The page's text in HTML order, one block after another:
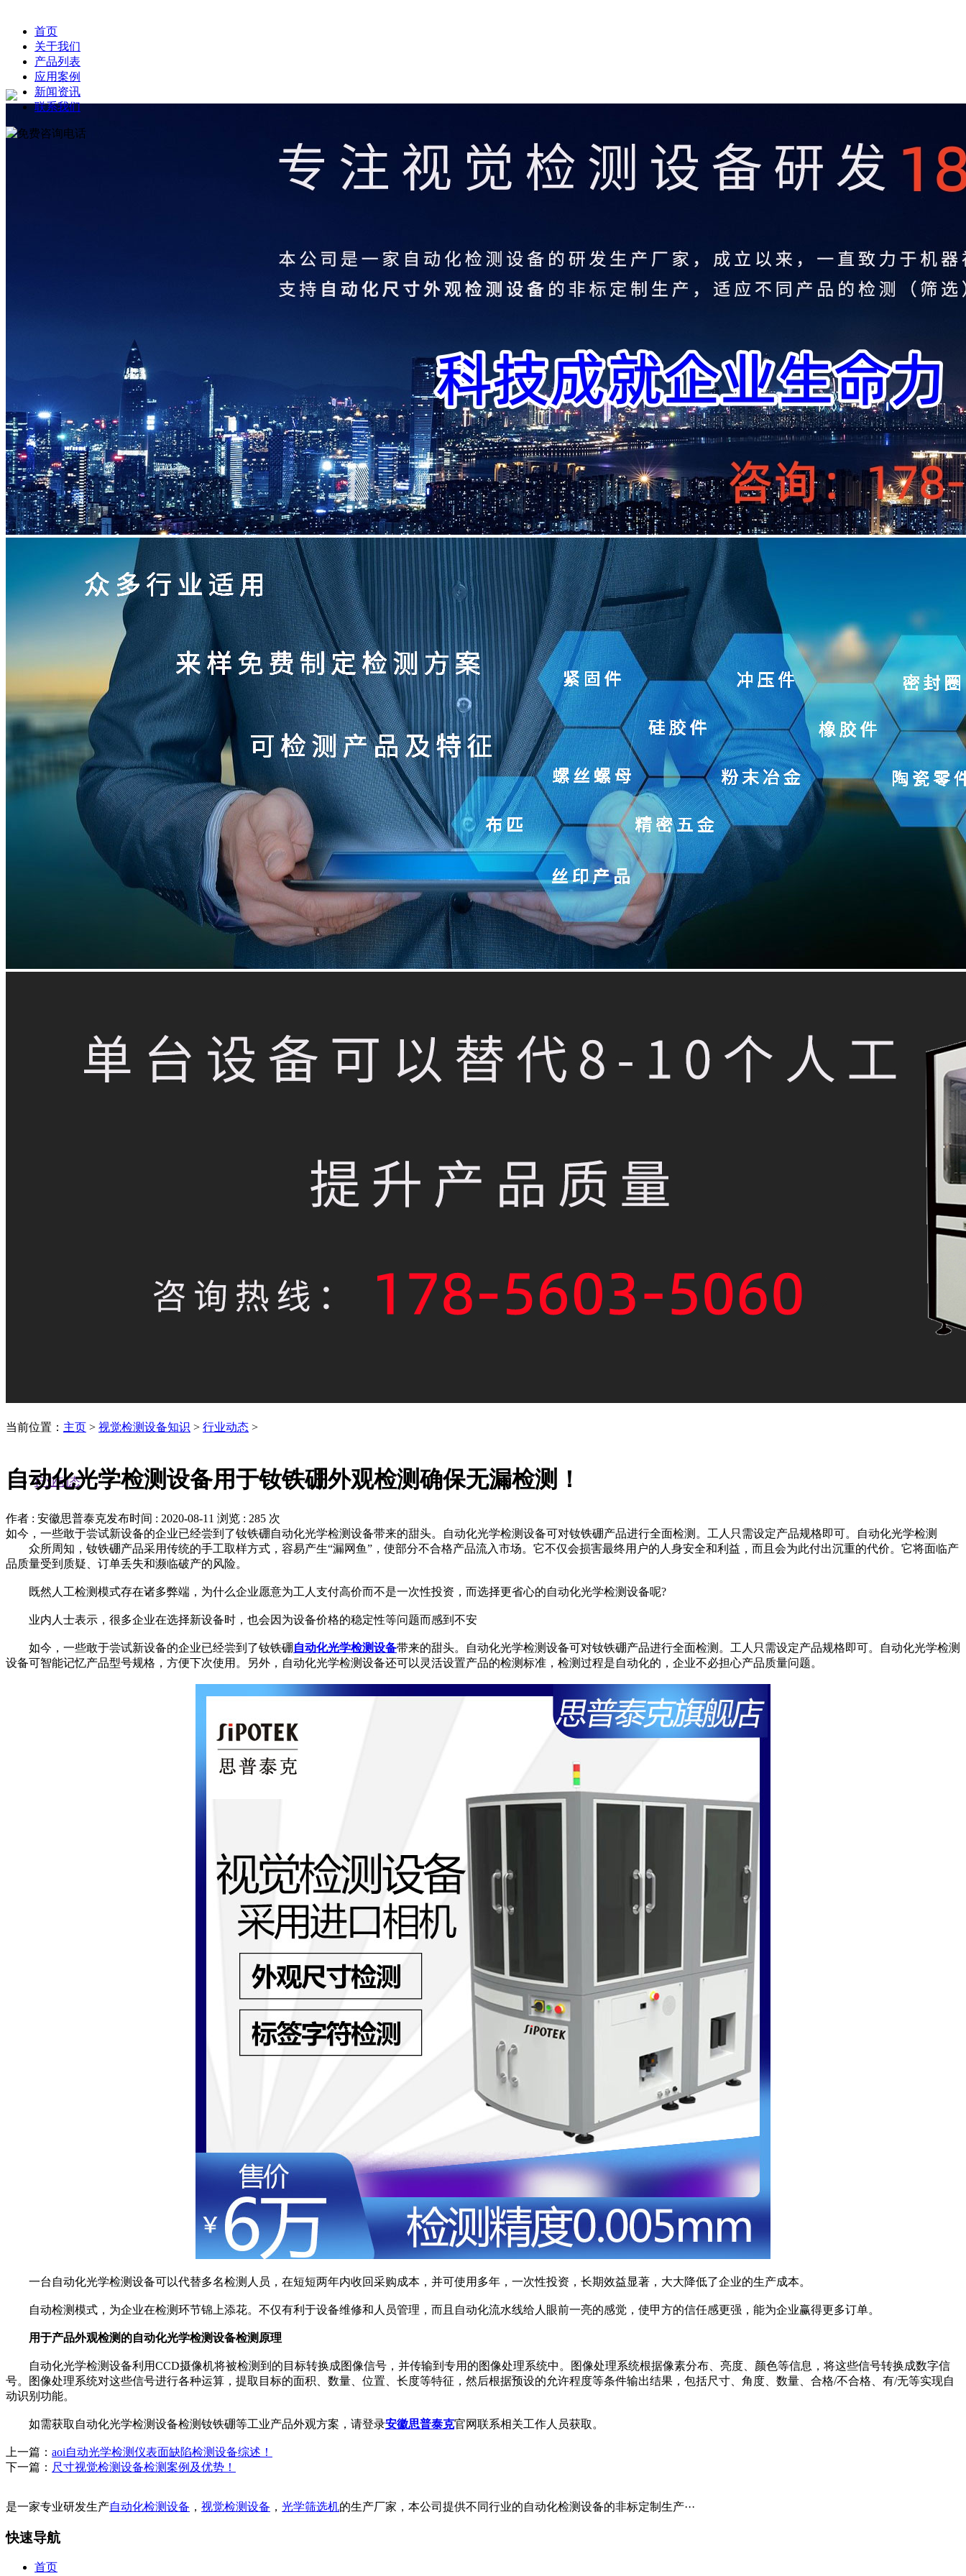
首页
关于我们
产品列表
应用案例
新闻资讯
联系我们
当前位置： 主页 > 视觉检测设备知识 > 行业动态 >
行业动态
自动化光学检测设备用于钕铁硼外观检测确保无漏检测！
作者 : 安徽思普泰克发布时间 : 2020-08-11 浏览 : 285 次
如今，一些敢于尝试新设备的企业已经尝到了钕铁硼自动化光学检测设备带来的甜头。自动化光学检测设备可对钕铁硼产品进行全面检测。工人只需设定产品规格即可。自动化光学检测
众所周知，钕铁硼产品采用传统的手工取样方式，容易产生“漏网鱼”，使部分不合格产品流入市场。它不仅会损害最终用户的人身安全和利益，而且会为此付出沉重的代价。它将面临产
品质量受到质疑、订单丢失和濒临破产的风险。
既然人工检测模式存在诸多弊端，为什么企业愿意为工人支付高价而不是一次性投资，而选择更省心的自动化光学检测设备呢?
业内人士表示，很多企业在选择新设备时，也会因为设备价格的稳定性等问题而感到不安
如今，一些敢于尝试新设备的企业已经尝到了钕铁硼 自动化光学检测设备带来的甜头。自动化光学检测设备可对钕铁硼产品进行全面检测。工人只需设定产品规格即可。自动化光学检测
设备可智能记忆产品型号规格，方便下次使用。另外，自动化光学检测设备还可以灵活设置产品的检测标准，检测过程是自动化的，企业不必担心产品质量问题。
一台自动化光学检测设备可以代替多名检测人员，在短短两年内收回采购成本，并可使用多年，一次性投资，长期效益显著，大大降低了企业的生产成本。
自动检测模式，为企业在检测环节锦上添花。不仅有利于设备维修和人员管理，而且自动化流水线给人眼前一亮的感觉，使甲方的信任感更强，能为企业赢得更多订单。
用于产品外观检测的自动化光学检测设备检测原理
自动化光学检测设备利用CCD摄像机将被检测到的目标转换成图像信号，并传输到专用的图像处理系统中。图像处理系统根据像素分布、亮度、颜色等信息，将这些信号转换成数字信
号。图像处理系统对这些信号进行各种运算，提取目标的面积、数量、位置、长度等特征，然后根据预设的允许程度等条件输出结果，包括尺寸、角度、数量、合格/不合格、有/无等实现自
动识别功能。
如需获取 自动化光学检测设备检测钕铁硼等工业产品外观方案，请登录安徽思普泰克官网联系相关工作人员获取。
上一篇： aoi自动光学检测仪表面缺陷检测设备综述！
下一篇： 尺寸视觉检测设备检测案例及优势！
是一家专业研发生产自动化检测设备 ， 视觉检测设备 ， 光学筛选机的生产厂家，本公司提供不同行业的自动化检测设备的非标定制生产···
快速导航
首页